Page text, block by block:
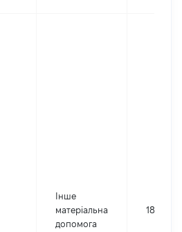
Інше
матеріальна
допомога
18000